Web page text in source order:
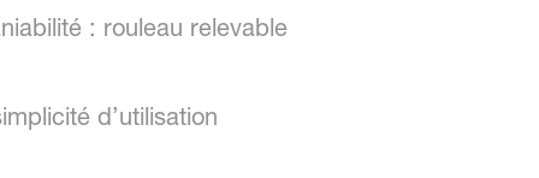
: rouleau relevable
d’utilisation